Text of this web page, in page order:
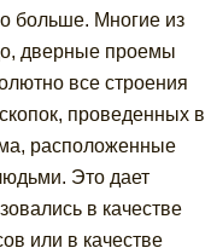
больше. Многие из
дверные проемы
все строения
проведенных в
расположенные
Это дает
в качестве
или в качестве